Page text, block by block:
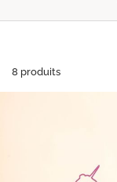
8 produits